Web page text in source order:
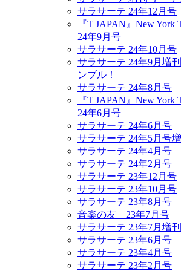
サラサーテ 24年12月号
『T JAPAN』New York
24年9月号
サラサーテ 24年10月号
サラサーテ 24年9月増
ンブル！
サラサーテ 24年8月号
『T JAPAN』New York
24年6月号
サラサーテ 24年6月号
サラサーテ 24年5月号
サラサーテ 24年4月号
サラサーテ 24年2月号
サラサーテ 23年12月号
サラサーテ 23年10月号
サラサーテ 23年8月号
音楽の友 23年7月号
サラサーテ 23年7月増
サラサーテ 23年6月号
サラサーテ 23年4月号
サラサーテ 23年2月号